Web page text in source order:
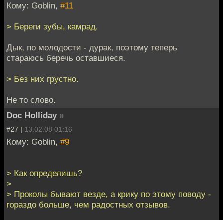
Кому: Goblin, #11
> Береги зубы, камрад.
Дык, по молодости - дурак, поэтому теперь
стараюсь беречь оставшиеся.
> Без них грустно.
Не то слово.
Doc Holliday »
#27 | 13.02.08 01:16
Кому: Goblin, #9
> Как определишь?
>
> Проколы бывают везде, а крику по этому поводу -
гораздо больше, чем радостных отзывов.